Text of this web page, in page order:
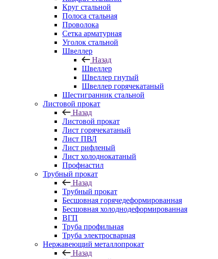
Круг стальной
Полоса стальная
Проволока
Сетка арматурная
Уголок стальной
Швеллер
Назад
Швеллер
Швеллер гнутый
Швеллер горячекатаный
Шестигранник стальной
Листовой прокат
Назад
Листовой прокат
Лист горячекатаный
Лист ПВЛ
Лист рифленый
Лист холоднокатаный
Профнастил
Трубный прокат
Назад
Трубный прокат
Бесшовная горячедеформированная
Бесшовная холоднодеформированная
ВГП
Труба профильная
Труба электросварная
Нержавеющий металлопрокат
Назад